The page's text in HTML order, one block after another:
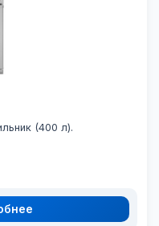
(400 л).